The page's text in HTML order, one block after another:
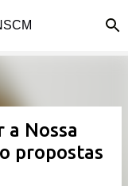
a Nossa
propostas